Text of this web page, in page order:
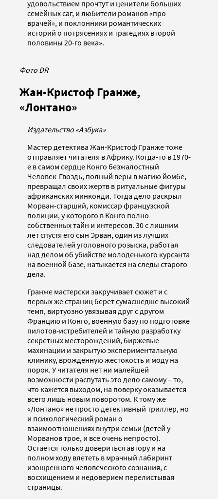
удовольствием прочтут и ценители больших
семейных саг, и любители романов «про
врачей», и поклонники романтических
историй о потрясениях и трагедиях второй
половины 20-го века».
Фото DR
Жан-Кристоф Гранже,
«Лонтано»
Издательство «Азбука»
Мастер детектива Жан-Кристоф Гранже тоже
отправляет читателя в Африку. Когда-то в 1970-
е в самом сердце Конго безжалостный
Человек-Гвоздь, полный веры в магию йомбе,
превращал своих жертв в ритуальные фигуры
африканских минконди. Тогда дело раскрыл
Морван-старший, комиссар французской
полиции, у которого в Конго полно
собственных тайн и интересов. 30 с лишним
лет спустя его сын Эрван, один из лучших
следователей уголовного розыска, работая
над делом об убийстве молоденького курсанта
на военной базе, натыкается на следы старого
дела.
Гранже мастерски закручивает сюжет и с
первых же страниц берет сумасшедше высокий
темп, виртуозно увязывая друг с другом
Францию и Конго, военную базу по подготовке
пилотов-истребителей и тайную разработку
секретных месторождений, биржевые
махинации и закрытую экспериментальную
клинику, врожденную жестокость и моду на
порок. У читателя нет ни малейшей
возможности распутать это дело самому – то,
что кажется выходом, на поверку оказывается
всего лишь новым поворотом. К тому же
«Лонтано» не просто детективный триллер, но
и психологический роман о
взаимоотношениях внутри семьи (детей у
Морванов трое, и все очень непросто).
Остается только довериться автору и на
полном ходу влететь в мрачный лабиринт
изощренного человеческого сознания, с
восхищением и недоверием перелистывая
страницы.